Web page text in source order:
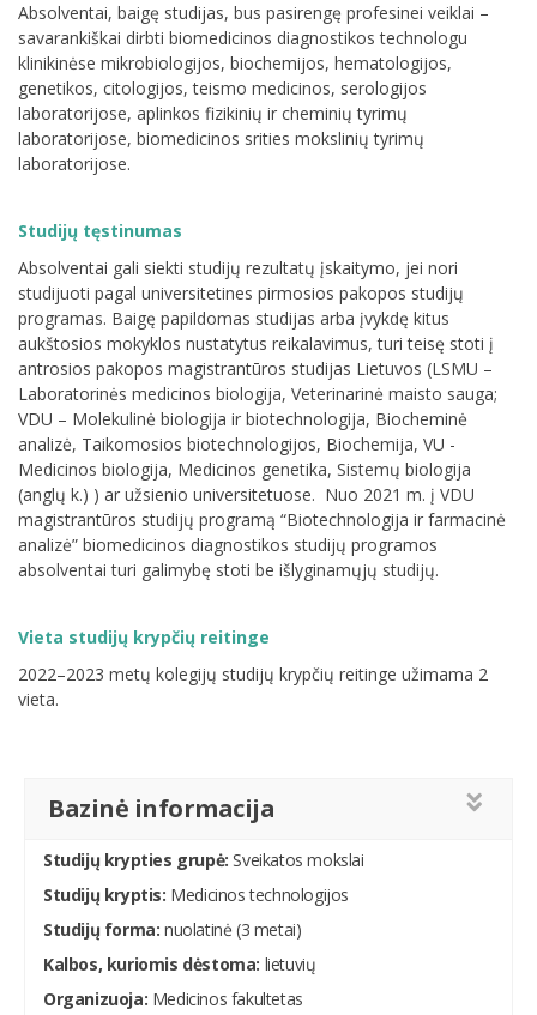
Absolventai, baigę studijas, bus pasirengę profesinei veiklai –
savarankiškai dirbti biomedicinos diagnostikos technologu
klinikinėse mikrobiologijos, biochemijos, hematologijos,
genetikos, citologijos, teismo medicinos, serologijos
laboratorijose, aplinkos fizikinių ir cheminių tyrimų
laboratorijose, biomedicinos srities mokslinių tyrimų
laboratorijose.
Studijų tęstinumas
Absolventai gali siekti studijų rezultatų įskaitymo, jei nori
studijuoti pagal universitetines pirmosios pakopos studijų
programas. Baigę papildomas studijas arba įvykdę kitus
aukštosios mokyklos nustatytus reikalavimus, turi teisę stoti į
antrosios pakopos magistrantūros studijas Lietuvos (LSMU –
Laboratorinės medicinos biologija, Veterinarinė maisto sauga;
VDU – Molekulinė biologija ir biotechnologija, Biocheminė
analizė, Taikomosios biotechnologijos, Biochemija, VU -
Medicinos biologija, Medicinos genetika, Sistemų biologija
(anglų k.) ) ar užsienio universitetuose. Nuo 2021 m. į VDU
magistrantūros studijų programą “Biotechnologija ir farmacinė
analizė” biomedicinos diagnostikos studijų programos
absolventai turi galimybę stoti be išlyginamųjų studijų.
Vieta studijų krypčių reitinge
2022–2023 metų kolegijų studijų krypčių reitinge užimama 2
vieta.
Bazinė informacija
Studijų krypties grupė: Sveikatos mokslai
Studijų kryptis: Medicinos technologijos
Studijų forma: nuolatinė (3 metai)
Kalbos, kuriomis dėstoma: lietuvių
Organizuoja: Medicinos fakultetas